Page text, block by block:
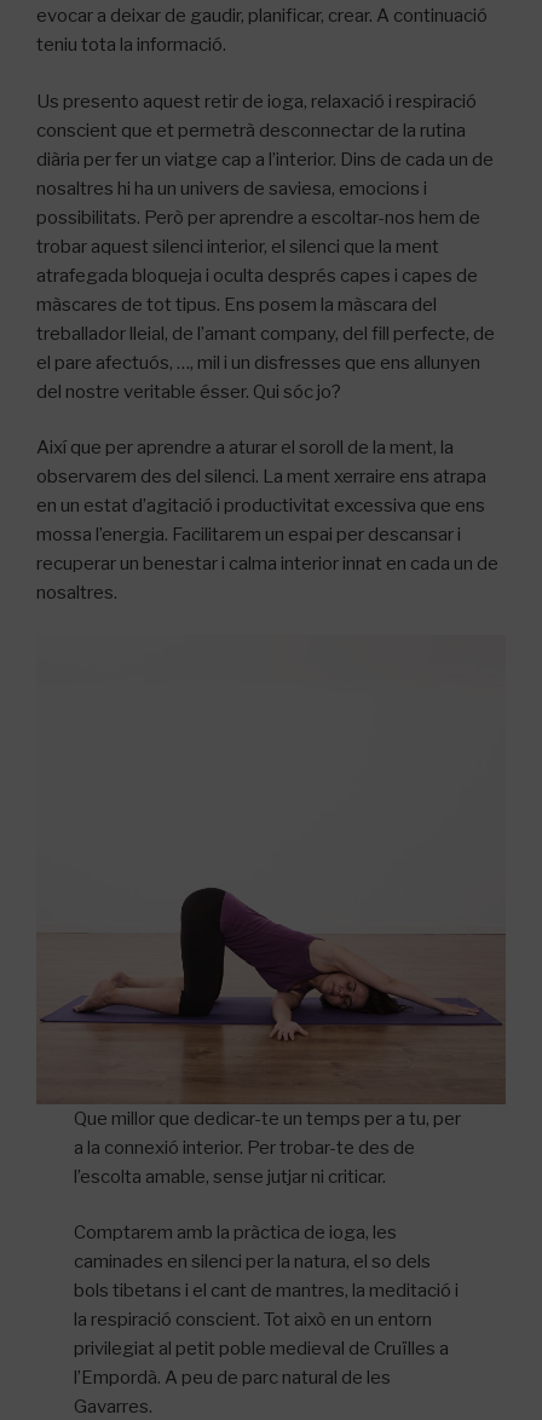
evocar a deixar de gaudir, planificar, crear. A continuació
teniu tota la informació.
Us presento aquest retir de ioga, relaxació i respiració
conscient que et permetrà desconnectar de la rutina
diària per fer un viatge cap a l’interior. Dins de cada un de
nosaltres hi ha un univers de saviesa, emocions i
possibilitats. Però per aprendre a escoltar-nos hem de
trobar aquest silenci interior, el silenci que la ment
atrafegada bloqueja i oculta després capes i capes de
màscares de tot tipus. Ens posem la màscara del
treballador lleial, de l’amant company, del fill perfecte, de
el pare afectuós, …, mil i un disfresses que ens allunyen
del nostre veritable ésser. Qui sóc jo?
Així que per aprendre a aturar el soroll de la ment, la
observarem des del silenci. La ment xerraire ens atrapa
en un estat d’agitació i productivitat excessiva que ens
mossa l’energia. Facilitarem un espai per descansar i
recuperar un benestar i calma interior innat en cada un de
nosaltres.
Que millor que dedicar-te un temps per a tu, per
a la connexió interior. Per trobar-te des de
l’escolta amable, sense jutjar ni criticar.
Comptarem amb la pràctica de ioga, les
caminades en silenci per la natura, el so dels
bols tibetans i el cant de mantres, la meditació i
la respiració conscient. Tot això en un entorn
privilegiat al petit poble medieval de Cruïlles a
l’Empordà. A peu de parc natural de les
Gavarres.